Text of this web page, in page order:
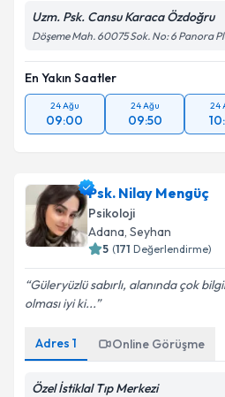
Uzm. Psk. Cansu Karaca Özdoğru
Döşeme Mah. 60075 Sok. No: 6 Panora
En Yakın Saatler
24 Ağu
09:00
24 Ağu
09:50
24
Psk. Nilay Mengüç
Psikoloji
Adana, Seyhan
5 (171 Değerlendirme)
Güleryüzlü sabırlı, alanında çok
olması iyi ki...
Adres 1 Online Görüşme
Özel İstiklal Tıp Merkezi